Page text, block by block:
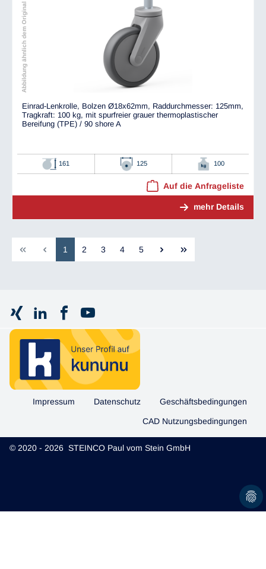
Abbildung ähnlich dem Original
Einrad-Lenkrolle, Bolzen Ø18x62mm, Raddurchmesser: 125mm,
Tragkraft: 100 kg, mit spurfreier grauer thermoplastischer
Bereifung (TPE) / 90 shore A
161 125 100
Auf die Anfrageliste
mehr Details
1 2 3 4 5
Impressum Datenschutz Geschäftsbedingungen
CAD Nutzungsbedingungen
© 2020 - 2026 STEINCO Paul vom Stein GmbH